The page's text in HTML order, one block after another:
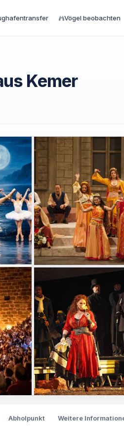
Vögel beobachten
Kemer
Abholpunkt Weitere